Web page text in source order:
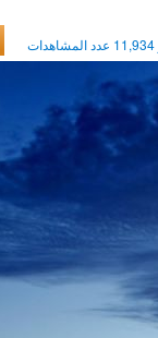
11,934 عدد المشاهدات